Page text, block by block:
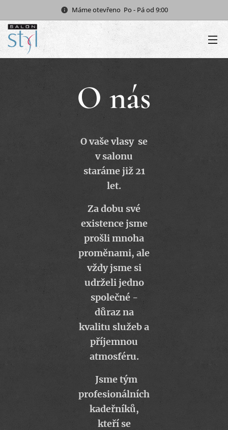
Máme otevřeno Po - Pá od 9:00
O nás
O vaše vlasy se
v salonu
staráme již 21
let.
Za dobu své
existence jsme
prošli mnoha
proměnami, ale
vždy jsme si
udrželi jedno
společné -
důraz na
kvalitu služeb a
příjemnou
atmosféru.
Jsme tým
profesionálních
kadeřníků,
kteří se